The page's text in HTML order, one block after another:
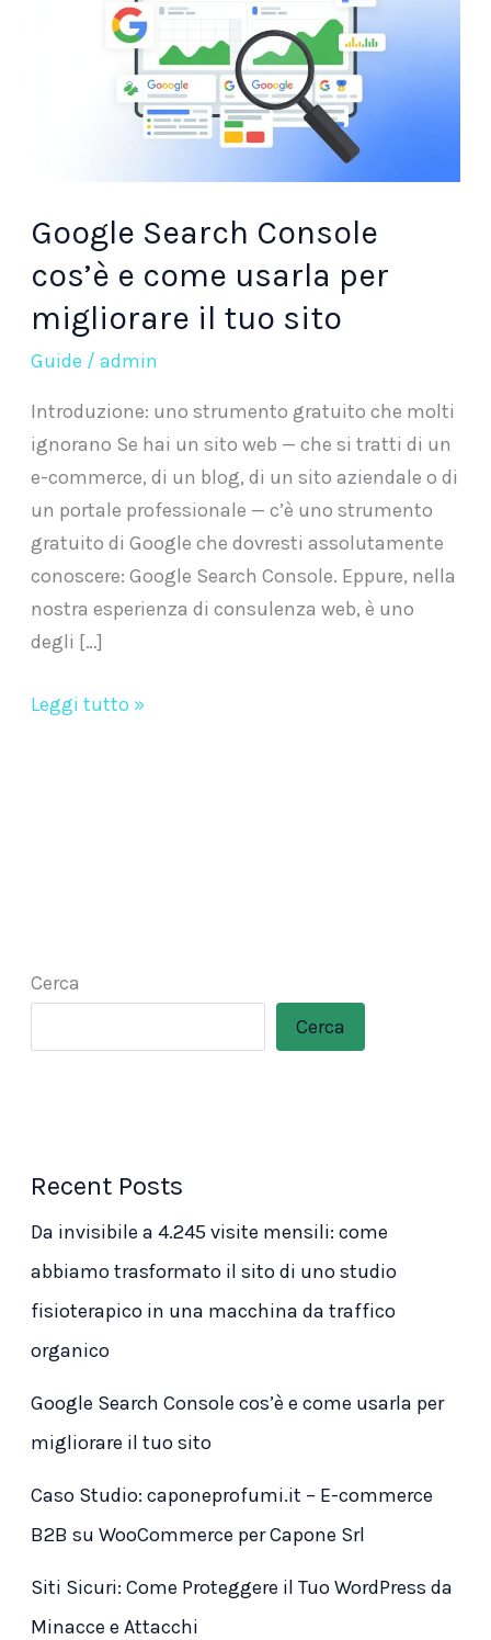
Google Search Console
cos’è e come usarla per
migliorare il tuo sito
Guide / admin
Introduzione: uno strumento gratuito che molti
ignorano Se hai un sito web — che si tratti di un
e-commerce, di un blog, di un sito aziendale o di
un portale professionale — c’è uno strumento
gratuito di Google che dovresti assolutamente
conoscere: Google Search Console. Eppure, nella
nostra esperienza di consulenza web, è uno
degli […]
il
sito
Leggi tutto »
Cerca
Cerca
Recent Posts
Da invisibile a 4.245 visite mensili: come
abbiamo trasformato il sito di uno studio
fisioterapico in una macchina da traffico
organico
Google Search Console cos’è e come usarla per
migliorare il tuo sito
Caso Studio: caponeprofumi.it – E-commerce
B2B su WooCommerce per Capone Srl
Siti Sicuri: Come Proteggere il Tuo WordPress da
Minacce e Attacchi